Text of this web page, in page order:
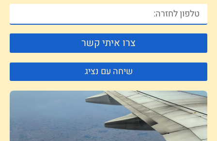
צרו איתי קשר
שיחה עם נציג